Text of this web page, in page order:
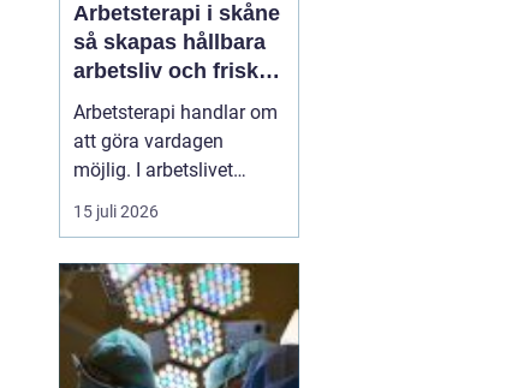
Arbetsterapi i skåne
så skapas hållbara
arbetsliv och friska
medarbetare
Arbetsterapi handlar om
att göra vardagen
möjlig. I arbetslivet
betyder det att skapa
förutsättningar för
arbeta, må bra och orka
över tid. I Skåne växer
behovet av strukturerad
rehabilitering, smarta
15 juli 2026